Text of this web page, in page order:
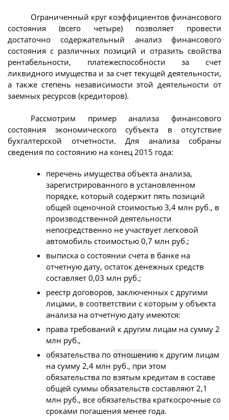
Ограниченный круг коэффициентов финансового
состояния (всего четыре) позволяет провести
достаточно содержательный анализ финансового
состояния с различных позиций и отразить свойства
рентабельности, платежеспособности за счет
ликвидного имущества и за счет текущей деятельности,
а также степень независимости этой деятельности от
заемных ресурсов (кредиторов).
Рассмотрим пример анализа финансового
состояния экономического субъекта в отсутствие
бухгалтерской отчетности. Для анализа собраны
сведения по состоянию на конец 2015 года:
перечень имущества объекта анализа,
зарегистрированного в установленном
порядке, который содержит пять позиций
общей оценочной стоимостью 3,4 млн руб., в
производственной деятельности
непосредственно не участвует легковой
автомобиль стоимостью 0,7 млн руб.;
выписка о состоянии счета в банке на
отчетную дату, остаток денежных средств
составляет 0,03 млн руб.;
реестр договоров, заключенных с другими
лицами, в соответствии с которым у объекта
анализа на отчетную дату имеются:
права требований к другим лицам на сумму 2
млн руб.,
обязательства по отношению к другим лицам
на сумму 2,4 млн руб., при этом
обязательства по взятым кредитам в составе
общей суммы обязательств составляют 2,1
млн руб., все обязательства краткосрочные со
сроками погашения менее года.